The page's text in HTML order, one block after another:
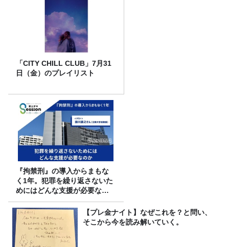
「CITY CHILL CLUB」7月31
日（金）のプレイリスト
『拘禁刑』の導入からまもな
く1年。犯罪を繰り返さないた
めにはどんな支援が必要なの
か
【プレ金ナイト】なぜこれを？と問い、
そこから今を読み解いていく。